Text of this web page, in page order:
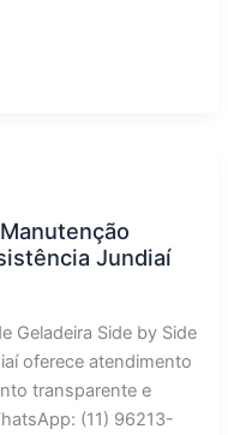
Jundiaí
Geladeira Side by Side
oferece atendimento
transparente e
(11) 96213-